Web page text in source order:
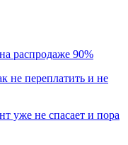
распродаже 90%
не переплатить и не
уже не спасает и пора